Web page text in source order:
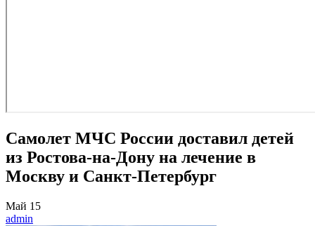
Самолет МЧС России доставил детей
из Ростова-на-Дону на лечение в
Москву и Санкт-Петербург
Май 15
admin